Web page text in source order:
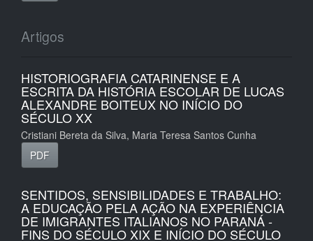
Artigos
HISTORIOGRAFIA CATARINENSE E A
ESCRITA DA HISTÓRIA ESCOLAR DE LUCAS
ALEXANDRE BOITEUX NO INÍCIO DO
SÉCULO XX
Cristiani Bereta da Silva, Maria Teresa Santos Cunha
PDF
SENTIDOS, SENSIBILIDADES E TRABALHO:
A EDUCAÇÃO PELA AÇÃO NA EXPERIÊNCIA
DE IMIGRANTES ITALIANOS NO PARANÁ -
FINS DO SÉCULO XIX E INÍCIO DO SÉCULO